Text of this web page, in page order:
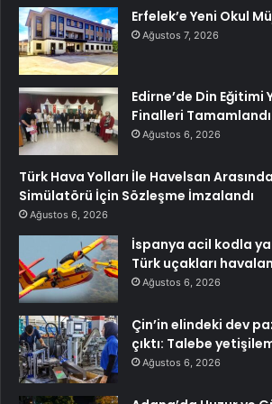
Erfelek’e Yeni Okul
Ağustos 7, 2026
Edirne’de Din Eğitimi
Finalleri Tamamlandı
Ağustos 6, 2026
Türk Hava Yolları İle Havelsan
Simülatörü İçin Sözleşme İmzalandı
Ağustos 6, 2026
İspanya acil kodla
Türk uçakları
Ağustos 6, 2026
Çin’in elindeki dev
çıktı: Talebe
Ağustos 6, 2026